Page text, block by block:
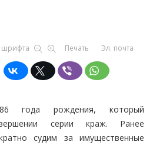
шрифта
Печать Эл. почта
года рождения, который
серии краж. Ранее
судим за имущественные